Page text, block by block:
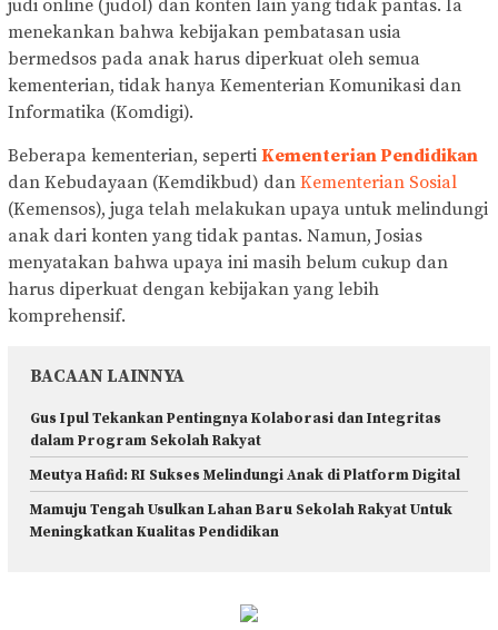
judi online (judol) dan konten lain yang tidak pantas. Ia
menekankan bahwa kebijakan pembatasan usia
bermedsos pada anak harus diperkuat oleh semua
kementerian, tidak hanya Kementerian Komunikasi dan
Informatika (Komdigi).
Beberapa kementerian, seperti Kementerian Pendidikan
dan Kebudayaan (Kemdikbud) dan Kementerian Sosial
(Kemensos), juga telah melakukan upaya untuk melindungi
anak dari konten yang tidak pantas. Namun, Josias
menyatakan bahwa upaya ini masih belum cukup dan
harus diperkuat dengan kebijakan yang lebih
komprehensif.
BACAAN LAINNYA
Gus Ipul Tekankan Pentingnya Kolaborasi dan Integritas
dalam Program Sekolah Rakyat
Meutya Hafid: RI Sukses Melindungi Anak di Platform Digital
Mamuju Tengah Usulkan Lahan Baru Sekolah Rakyat Untuk
Meningkatkan Kualitas Pendidikan